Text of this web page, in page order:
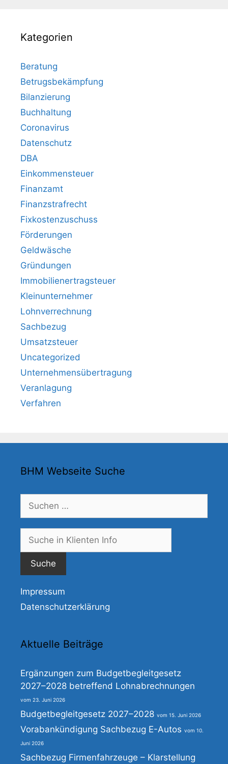
Kategorien
Beratung
Betrugsbekämpfung
Bilanzierung
Buchhaltung
Coronavirus
Datenschutz
DBA
Einkommensteuer
Finanzamt
Finanzstrafrecht
Fixkostenzuschuss
Förderungen
Geldwäsche
Gründungen
Immobilienertragsteuer
Kleinunternehmer
Lohnverrechnung
Sachbezug
Umsatzsteuer
Uncategorized
Unternehmensübertragung
Veranlagung
Verfahren
BHM Webseite Suche
Suchen
nach:
Impressum
Datenschutzerklärung
Aktuelle Beiträge
Ergänzungen zum Budgetbegleitgesetz
2027–2028 betreffend Lohnabrechnungen
23. Juni 2026
Budgetbegleitgesetz 2027–2028 15. Juni 2026
Vorabankündigung Sachbezug E-Autos 10.
Juni 2026
Sachbezug Firmenfahrzeuge – Klarstellung